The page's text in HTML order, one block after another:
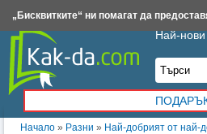
Начало » Разни » Най-добрият от най-
Най-нови
Insert.bg Framar.bg Kak-da.com
„Бисквитките“ ни помагат да